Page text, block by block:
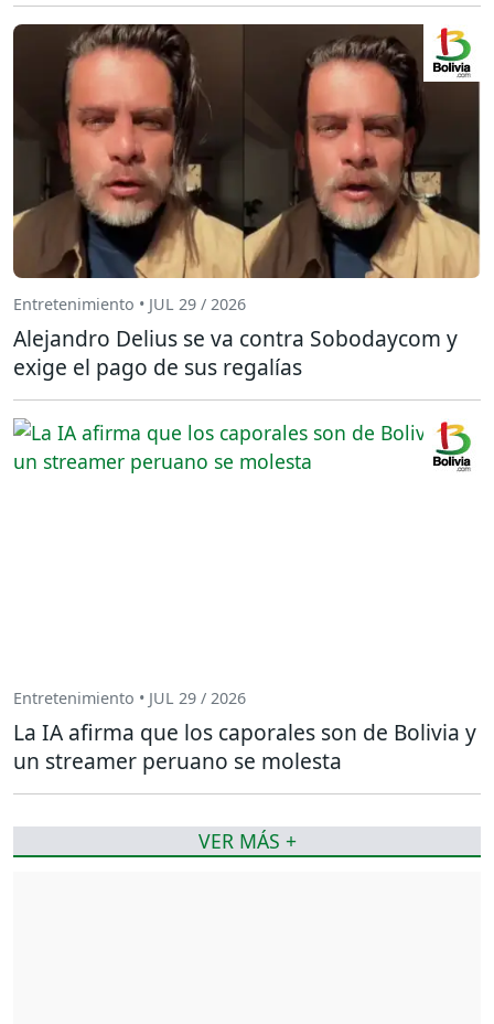
Entretenimiento • JUL 29 / 2026
Alejandro Delius se va contra Sobodaycom y
exige el pago de sus regalías
Entretenimiento • JUL 29 / 2026
La IA afirma que los caporales son de Bolivia y
un streamer peruano se molesta
VER MÁS +